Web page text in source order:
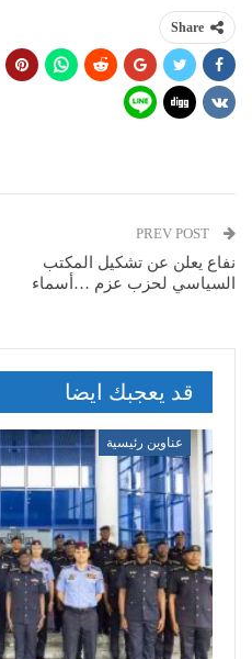
Share
نفاع يعلن عن تشكيل المكتب
السياسي لحزب عزم …أسماء
قد يعجبك ايضا
عناوين رئيسية